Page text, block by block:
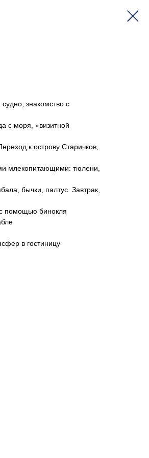
знакомство с
с моря, «визитной
к острову Старичков,
млекопитающими: тюлени,
бычки, палтус. Завтрак,
помощью бинокля
в гостиницу